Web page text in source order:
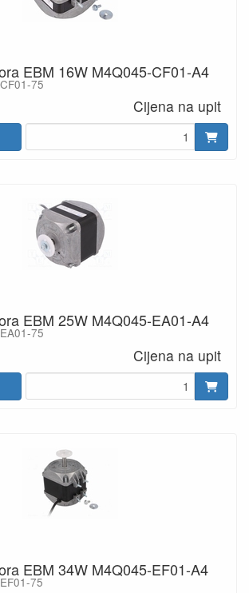
EBM 16W M4Q045-CF01-A4
75
Cijena na upit
EBM 25W M4Q045-EA01-A4
75
Cijena na upit
EBM 34W M4Q045-EF01-A4
75